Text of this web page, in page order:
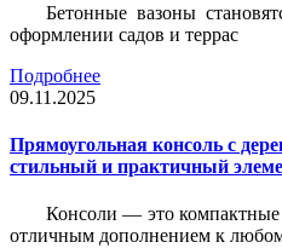
Бетонные вазоны
оформлении садов и террас
Подробнее
09.11.2025
Прямоугольная консоль с
стильный и практичный
Консоли — это компактные
отличным дополнением к